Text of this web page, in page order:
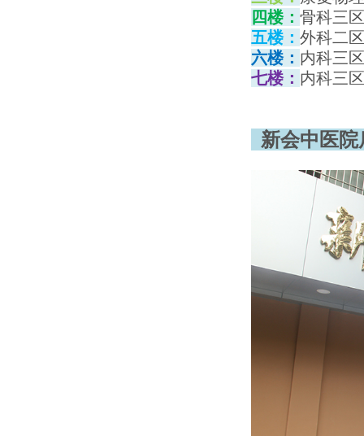
四楼： 骨科三
五楼： 外科二
六楼： 内科三
七楼： 内科三区
新会中医